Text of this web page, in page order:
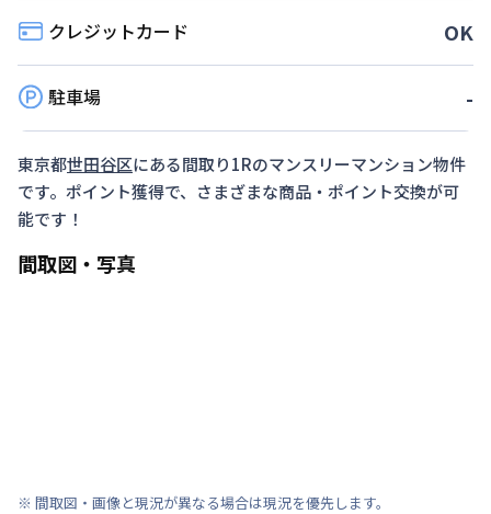
クレジットカード OK
駐車場 -
東京都世田谷区にある間取り1Rのマンスリーマンション物件
です。ポイント獲得で、さまざまな商品・ポイント交換が可
能です！
間取図・写真
※ 間取図・画像と現況が異なる場合は現況を優先します。